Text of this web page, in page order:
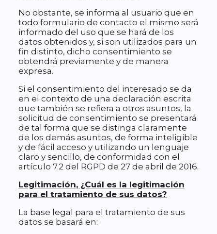
No obstante, se informa al usuario que en
todo formulario de contacto el mismo será
informado del uso que se hará de los
datos obtenidos y, si son utilizados para un
fin distinto, dicho consentimiento se
obtendrá previamente y de manera
expresa.
Si el consentimiento del interesado se da
en el contexto de una declaración escrita
que también se refiera a otros asuntos, la
solicitud de consentimiento se presentará
de tal forma que se distinga claramente
de los demás asuntos, de forma inteligible
y de fácil acceso y utilizando un lenguaje
claro y sencillo, de conformidad con el
artículo 7.2 del RGPD de 27 de abril de 2016.
Legitimación, ¿Cuál es la legitimación
para el tratamiento de sus datos?
La base legal para el tratamiento de sus
datos se basará en: